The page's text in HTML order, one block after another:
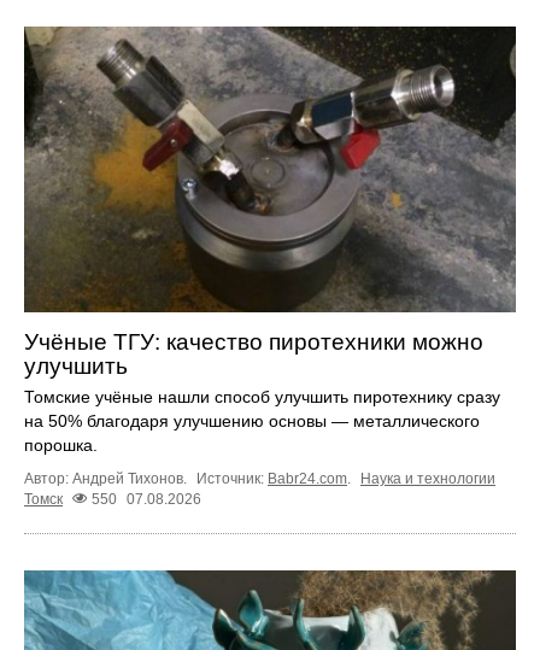
Учёные ТГУ: качество пиротехники можно
улучшить
Томские учёные нашли способ улучшить пиротехнику сразу
на 50% благодаря улучшению основы — металлического
порошка.
Автор: Андрей Тихонов. Источник: Babr24.com.
Наука и технологии
Томск
550 07.08.2026